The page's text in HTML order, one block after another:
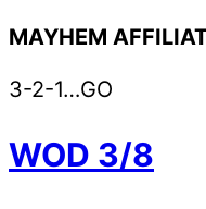
MAYHEM
3-2-1…GO
WOD 3/8